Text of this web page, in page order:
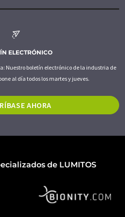
ELECTRÓNICO
Nuestro boletín electrónico de la industria de
al día todos los martes y jueves.
AHORA
de LUMITOS